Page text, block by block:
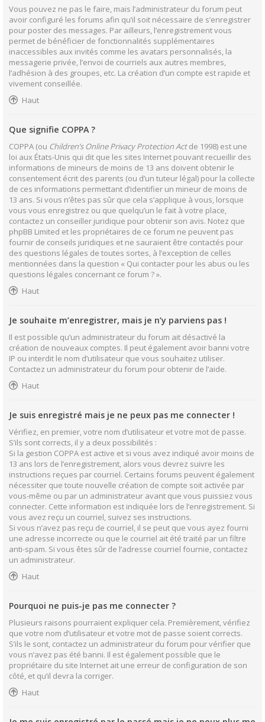
Vous pouvez ne pas le faire, mais l’administrateur du forum peut
avoir configuré les forums afin qu’il soit nécessaire de s’enregistrer
pour poster des messages. Par ailleurs, l’enregistrement vous
permet de bénéficier de fonctionnalités supplémentaires
inaccessibles aux invités comme les avatars personnalisés, la
messagerie privée, l’envoi de courriels aux autres membres,
l’adhésion à des groupes, etc. La création d’un compte est rapide et
vivement conseillée.
Haut
Que signifie COPPA ?
COPPA (ou Children’s Online Privacy Protection Actde 1998) est une
loi aux États-Unis qui dit que les sites Internet pouvant recueillir des
informations de mineurs de moins de 13 ans doivent obtenir le
consentement écrit des parents (ou d’un tuteur légal) pour la collecte
de ces informations permettant d’identifier un mineur de moins de
13 ans. Si vous n’êtes pas sûr que cela s’applique à vous, lorsque
vous vous enregistrez ou que quelqu’un le fait à votre place,
contactez un conseiller juridique pour obtenir son avis. Notez que
phpBB Limited et les propriétaires de ce forum ne peuvent pas
fournir de conseils juridiques et ne sauraient être contactés pour
des questions légales de toutes sortes, à l’exception de celles
mentionnées dans la question « Qui contacter pour les abus ou les
questions légales concernant ce forum ? ».
Haut
Je souhaite m’enregistrer, mais je n’y parviens pas !
Il est possible qu’un administrateur du forum ait désactivé la
création de nouveaux comptes. Il peut également avoir banni votre
IP ou interdit le nom d’utilisateur que vous souhaitez utiliser.
Contactez un administrateur du forum pour obtenir de l’aide.
Haut
Je suis enregistré mais je ne peux pas me connecter !
Vérifiez, en premier, votre nom d’utilisateur et votre mot de passe.
S’ils sont corrects, il y a deux possibilités :
Si la gestion COPPA est active et si vous avez indiqué avoir moins de
13 ans lors de l’enregistrement, alors vous devrez suivre les
instructions reçues par courriel. Certains forums peuvent également
nécessiter que toute nouvelle création de compte soit activée par
vous-même ou par un administrateur avant que vous puissiez vous
connecter. Cette information est indiquée lors de l’enregistrement. Si
vous avez reçu un courriel, suivez ses instructions.
Si vous n’avez pas reçu de courriel, il se peut que vous ayez fourni
une adresse incorrecte ou que le courriel ait été traité par un filtre
anti-spam. Si vous êtes sûr de l’adresse courriel fournie, contactez
un administrateur.
Haut
Pourquoi ne puis-je pas me connecter ?
Plusieurs raisons pourraient expliquer cela. Premièrement, vérifiez
que votre nom d’utilisateur et votre mot de passe soient corrects.
S’ils le sont, contactez un administrateur du forum pour vérifier que
vous n’avez pas été banni. Il est également possible que le
propriétaire du site Internet ait une erreur de configuration de son
côté, et qu’il devra la corriger.
Haut